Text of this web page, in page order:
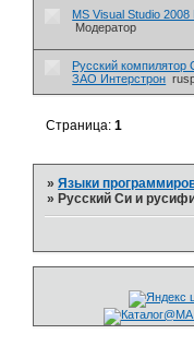
MS Visual Studio 2008
Модератор
Русский компилятор
ЗАО Интерстрон
Страница:1
»Языки
»Русский Си и